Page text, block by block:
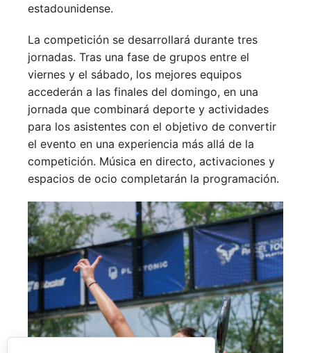
estadounidense.
La competición se desarrollará durante tres
jornadas. Tras una fase de grupos entre el
viernes y el sábado, los mejores equipos
accederán a las finales del domingo, en una
jornada que combinará deporte y actividades
para los asistentes con el objetivo de convertir
el evento en una experiencia más allá de la
competición. Música en directo, activaciones y
espacios de ocio completarán la programación.